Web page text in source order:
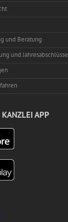
und Beratung
und Jahresabschlüsse
KANZLEI APP